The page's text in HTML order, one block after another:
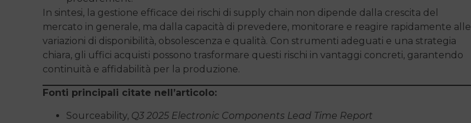
In sintesi, la gestione efficace dei rischi di supply chain non dipende dalla crescita del
mercato in generale, ma dalla capacità di prevedere, monitorare e reagire rapidamente alle
variazioni di disponibilità, obsolescenza e qualità. Con strumenti adeguati e una strategia
chiara, gli uffici acquisti possono trasformare questi rischi in vantaggi concreti, garantendo
continuità e affidabilità per la produzione.
Fonti principali citate nell’articolo:
Sourceability, Q3 2025 Electronic Components Lead Time Report